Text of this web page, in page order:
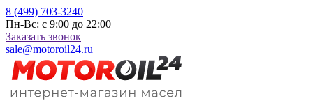
8 (499) 703-3240
Пн-Вс: с 9:00 до 22:00
Заказать звонок
sale@motoroil24.ru